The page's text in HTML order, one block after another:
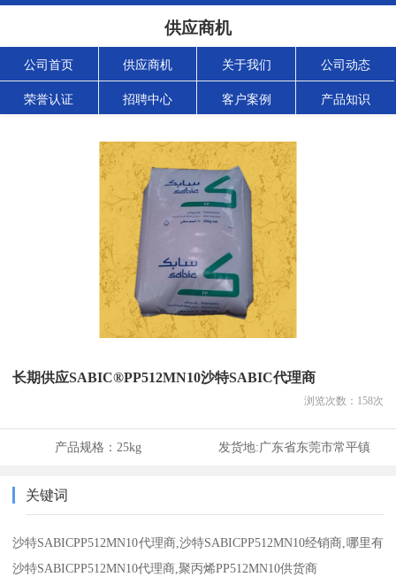
供应商机
公司首页 供应商机 关于我们 公司动态
荣誉认证 招聘中心 客户案例 产品知识
长期供应SABIC®PP512MN10沙特SABIC代理商
浏览次数： 158次
产品规格： 25kg 发货地:广东省东莞市常平镇
关键词
沙特SABICPP512MN10代理商,沙特SABICPP512MN10经销商,哪里有
沙特SABICPP512MN10代理商,聚丙烯PP512MN10供货商